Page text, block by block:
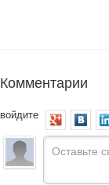
Комментарии
войдите